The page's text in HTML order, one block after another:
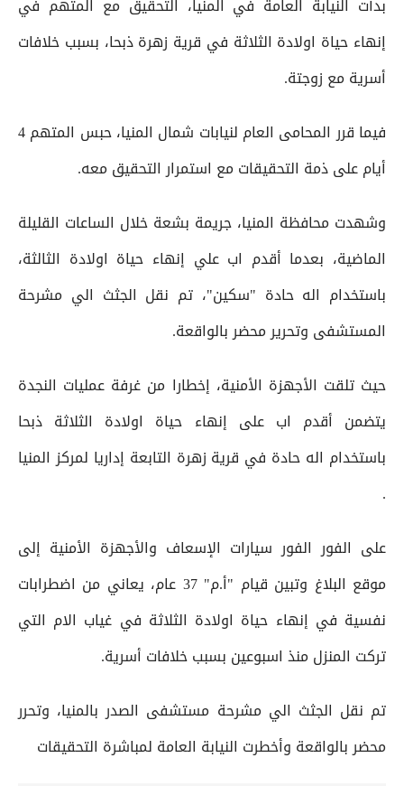
بدأت النيابة العامة في المنيا، التحقيق مع المتهم في
إنهاء حياة اولادة الثلاثة في قرية زهرة ذبحا، بسبب خلافات
أسرية مع زوجتة.
فيما قرر المحامى العام لنيابات شمال المنيا، حبس المتهم 4
أيام على ذمة التحقيقات مع استمرار التحقيق معه.
وشهدت محافظة المنيا، جريمة بشعة خلال الساعات القليلة
الماضية، بعدما أقدم اب علي إنهاء حياة اولادة الثالثة،
باستخدام اله حادة "سكين"، تم نقل الجثث الي مشرحة
المستشفى وتحرير محضر بالواقعة.
حيث تلقت الأجهزة الأمنية، إخطارا من غرفة عمليات النجدة
يتضمن أقدم اب على إنهاء حياة اولادة الثلاثة ذبحا
باستخدام اله حادة في قرية زهرة التابعة إداريا لمركز المنيا
.
على الفور الفور سيارات الإسعاف والأجهزة الأمنية إلى
موقع البلاغ وتبين قيام "أ.م" 37 عام، يعاني من اضطرابات
نفسية في إنهاء حياة اولادة الثلاثة في غياب الام التي
تركت المنزل منذ اسبوعين بسبب خلافات أسرية.
تم نقل الجثث الي مشرحة مستشفى الصدر بالمنيا، وتحرر
محضر بالواقعة وأخطرت النيابة العامة لمباشرة التحقيقات